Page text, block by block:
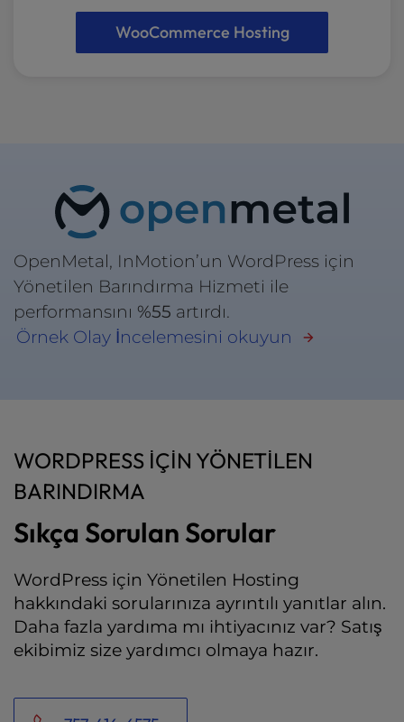
WooCommerce Hosting
OpenMetal, InMotion’un WordPress için
Yönetilen Barındırma Hizmeti ile
performansını %55 artırdı.
Örnek Olay İncelemesini okuyun
WORDPRESS IÇIN YÖNETILEN
BARINDIRMA
Sıkça Sorulan Sorular
WordPress için Yönetilen Hosting
hakkındaki sorularınıza ayrıntılı yanıtlar alın.
Daha fazla yardıma mı ihtiyacınız var? Satış
ekibimiz size yardımcı olmaya hazır.